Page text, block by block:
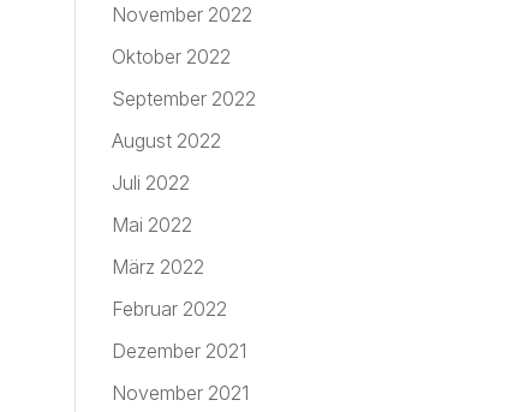
November 2022
Oktober 2022
September 2022
August 2022
Juli 2022
Mai 2022
März 2022
Februar 2022
Dezember 2021
November 2021